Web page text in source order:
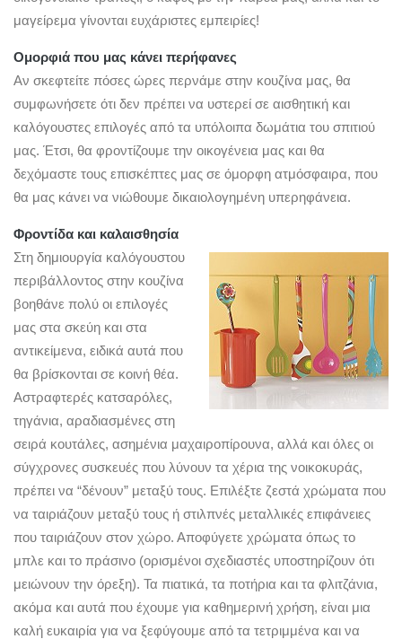
μαγείρεμα γίνονται ευχάριστες εμπειρίες!
Ομορφιά που μας κάνει περήφανες
Αν σκεφτείτε πόσες ώρες περνάμε στην κουζίνα μας, θα
συμφωνήσετε ότι δεν πρέπει να υστερεί σε αισθητική και
καλόγουστες επιλογές από τα υπόλοιπα δωμάτια του σπιτιού
μας. Έτσι, θα φροντίζουμε την οικογένεια μας και θα
δεχόμαστε τους επισκέπτες μας σε όμορφη ατμόσφαιρα, που
θα μας κάνει να νιώθουμε δικαιολογημένη υπερηφάνεια.
Φροντίδα και καλαισθησία
Στη δημιουργία καλόγουστου
περιβάλλοντος στην κουζίνα
βοηθάνε πολύ οι επιλογές
μας στα σκεύη και στα
αντικείμενα, ειδικά αυτά που
θα βρίσκονται σε κοινή θέα.
Αστραφτερές κατσαρόλες,
τηγάνια, αραδιασμένες στη
σειρά κουτάλες, ασημένια μαχαιροπίρουνα, αλλά και όλες οι
σύγχρονες συσκευές που λύνουν τα χέρια της νοικοκυράς,
πρέπει να “δένουν” μεταξύ τους. Επιλέξτε ζεστά χρώματα που
να ταιριάζουν μεταξύ τους ή στιλπνές μεταλλικές επιφάνειες
που ταιριάζουν στον χώρο. Αποφύγετε χρώματα όπως το
μπλε και το πράσινο (ορισμένοι σχεδιαστές υποστηρίζουν ότι
μειώνουν την όρεξη). Τα πιατικά, τα ποτήρια και τα φλιτζάνια,
ακόμα και αυτά που έχουμε για καθημερινή χρήση, είναι μια
καλή ευκαιρία για να ξεφύγουμε από τα τετριμμένα και να